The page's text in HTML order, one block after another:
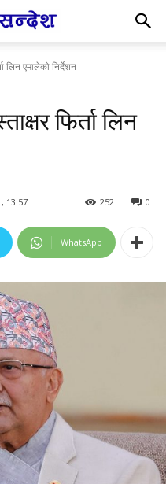
लिन एमालेको निर्देशन
फिर्ता लिन
13:57 0
252
WhatsApp